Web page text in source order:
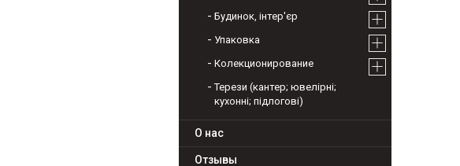
Будинок, інтер'єр
Упаковка
Колекционирование
Терези (кантер; ювелірні;
кухонні; підлогові)
О нас
Отзывы